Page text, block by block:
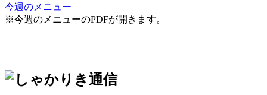
今週のメニュー
※今週のメニューのPDFが開きます。